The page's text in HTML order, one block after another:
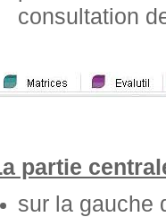
consultation
partie
sur la gauche